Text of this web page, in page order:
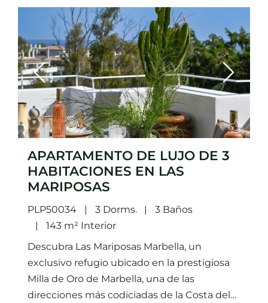
Previous Next
APARTAMENTO DE LUJO DE 3
HABITACIONES EN LAS
MARIPOSAS
PLP50034 3 Dorms.
3 Baños
143 m² Interior
Descubra Las Mariposas Marbella, un
exclusivo refugio ubicado en la prestigiosa
Milla de Oro de Marbella, una de las
direcciones más codiciadas de la Costa del